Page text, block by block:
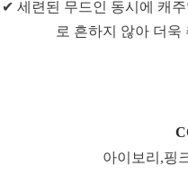
✔ 세련된 무드인 동시에 캐
로 흔하지 않아 더
아이보리,핑